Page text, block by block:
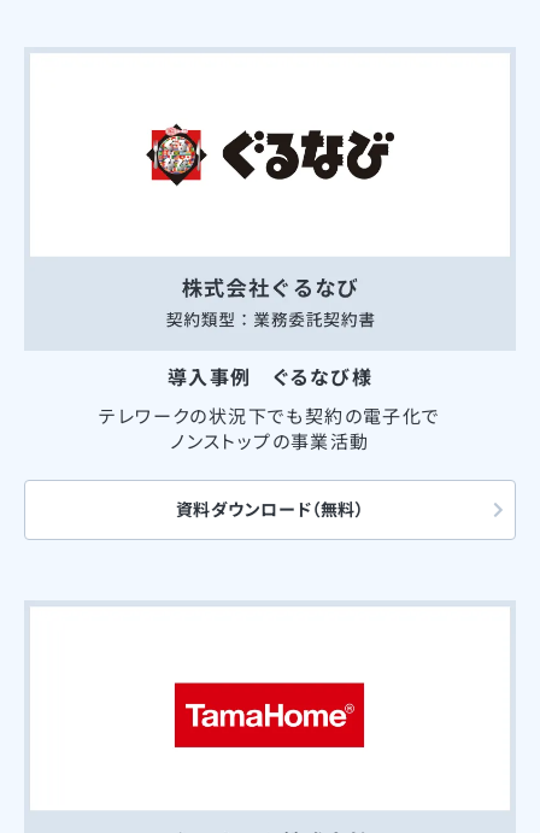
導入事例 ぐるなび様
テレワークの状況下でも契約の電子化で
ノンストップの事業活動
資料ダウンロード（無料）